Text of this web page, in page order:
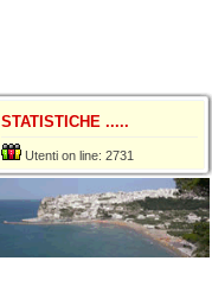
STATISTICHE .....
Utenti on line: 2731